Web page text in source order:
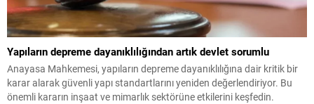
Yapıların depreme dayanıklılığından artık devlet sorumlu
Anayasa Mahkemesi, yapıların depreme dayanıklılığına dair kritik bir
karar alarak güvenli yapı standartlarını yeniden değerlendiriyor. Bu
önemli kararın inşaat ve mimarlık sektörüne etkilerini keşfedin.